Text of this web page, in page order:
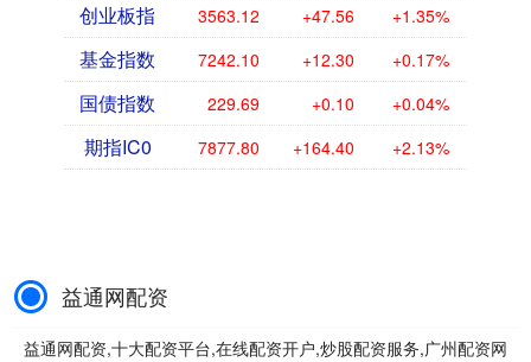
创业板指 3563.12 +47.56 +1.35%
基金指数 7242.10 +12.30 +0.17%
国债指数 229.69 +0.10 +0.04%
期指IC0 7877.80 +164.40 +2.13%
益通网配资
益通网配资,十大配资平台,在线配资开户,炒股配资服务,广州配资网